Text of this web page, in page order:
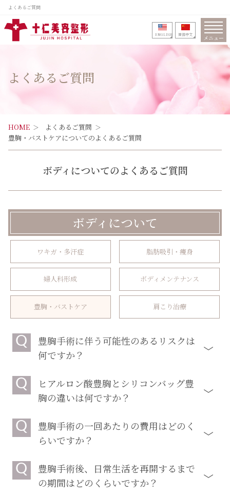
よくあるご質問
ENGLISH 筒体中文 メニュー
よくあるご質問
HOME
よくあるご質問
豊胸・バストケアについてのよくあるご質問
ボディについてのよくあるご質問
ボディについて
ワキガ・多汗症 脂肪吸引・痩身
婦人科形成 ボディメンテナンス
豊胸・バストケア 肩こり治療
Q
豊胸手術に伴う可能性のあるリスクは
何ですか？
Q
ヒアルロン酸豊胸とシリコンバッグ豊
胸の違いは何ですか？
Q
豊胸手術の一回あたりの費用はどのく
らいですか？
Q
豊胸手術後、日常生活を再開するまで
の期間はどのくらいですか？